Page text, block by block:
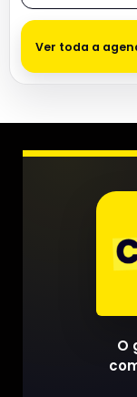
Ver toda a
O